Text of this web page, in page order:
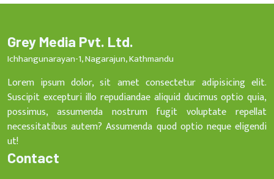
Grey Media Pvt. Ltd.
Ichhangunarayan-1, Nagarajun, Kathmandu
Lorem ipsum dolor, sit amet consectetur adipisicing elit.
Suscipit excepturi illo repudiandae aliquid ducimus optio quia,
possimus, assumenda nostrum fugit voluptate repellat
necessitatibus autem? Assumenda quod optio neque eligendi
ut!
Contact